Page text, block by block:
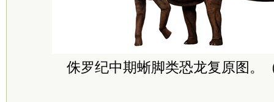
侏罗纪中期蜥脚类恐龙复原图。